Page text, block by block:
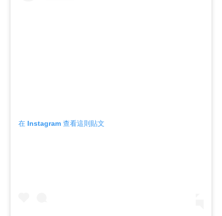
在 Instagram 查看這則貼文